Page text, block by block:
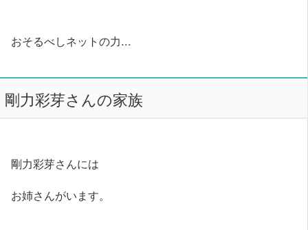
おそるべしネットの力...
剛力彩芽さんの家族
剛力彩芽さんには
お姉さんがいます。